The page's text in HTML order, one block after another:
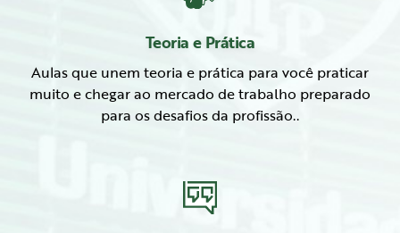
Teoria e Prática
Aulas que unem teoria e prática para você praticar
muito e chegar ao mercado de trabalho preparado
para os desafios da profissão..